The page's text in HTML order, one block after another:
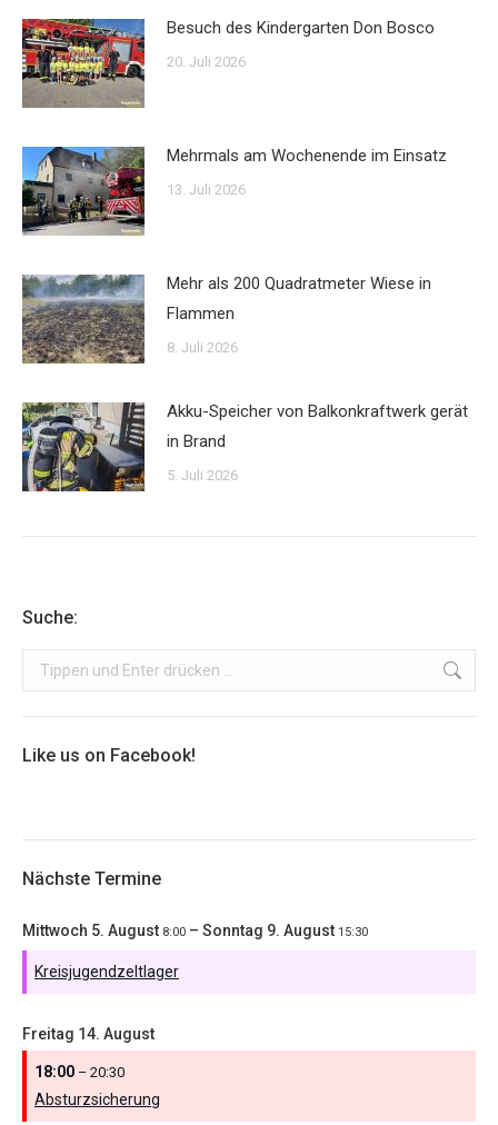
Besuch des Kindergarten Don Bosco
20. Juli 2026
Mehrmals am Wochenende im Einsatz
13. Juli 2026
Mehr als 200 Quadratmeter Wiese in
Flammen
8. Juli 2026
Akku-Speicher von Balkonkraftwerk gerät
in Brand
5. Juli 2026
Suche:
Search:
Like us on Facebook!
Nächste Termine
Mittwoch 5. August 8:00 – Sonntag 9. August 15:30
Kreisjugendzeltlager
Freitag 14. August
18:00 – 20:30
Absturzsicherung